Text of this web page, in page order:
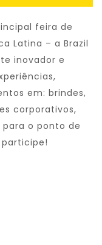
feira de
Latina – a Brazil
inovador e
em: brindes,
corporativos,
o ponto de